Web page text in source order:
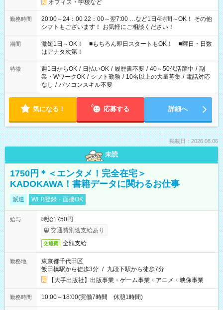
オフィス・学校など
勤務時間
20:00～24：00 22：00～翌7:00 …など1日4時間～OK！ その他
シフトもございます！ お気軽にご相談ください！
期間
激短1日～OK！ ■もちろん即日スタートもOK！ ■曜日・日数
はアナタ次第！
特徴 週1日からOK / 日払いOK / 履歴書不要 / 40～50代活躍中 / 副
業・WワークOK / シフト勤務 / 10名以上の大量募集 / 電話対応
なし / パソコンスキル不要
気になる！ 応募する 詳細へ
掲載日：2026.08.06
未読
1750円＊＜エンタメ！完全在宅＞
KADOKAWA！書籍データに関わるお仕事
派遣 WEB登録・面接OK
給与
時給1750円
交通費別途支給あり
交通費 全額支給
勤務地
東京都千代田区
飯田橋駅から徒歩3分 / 九段下駅から徒歩7分
【大手出版社】出版事業・ゲーム事業・アニメ・映像事業
勤務時間 10:00～18:00(実働7時間 休憩1時間)